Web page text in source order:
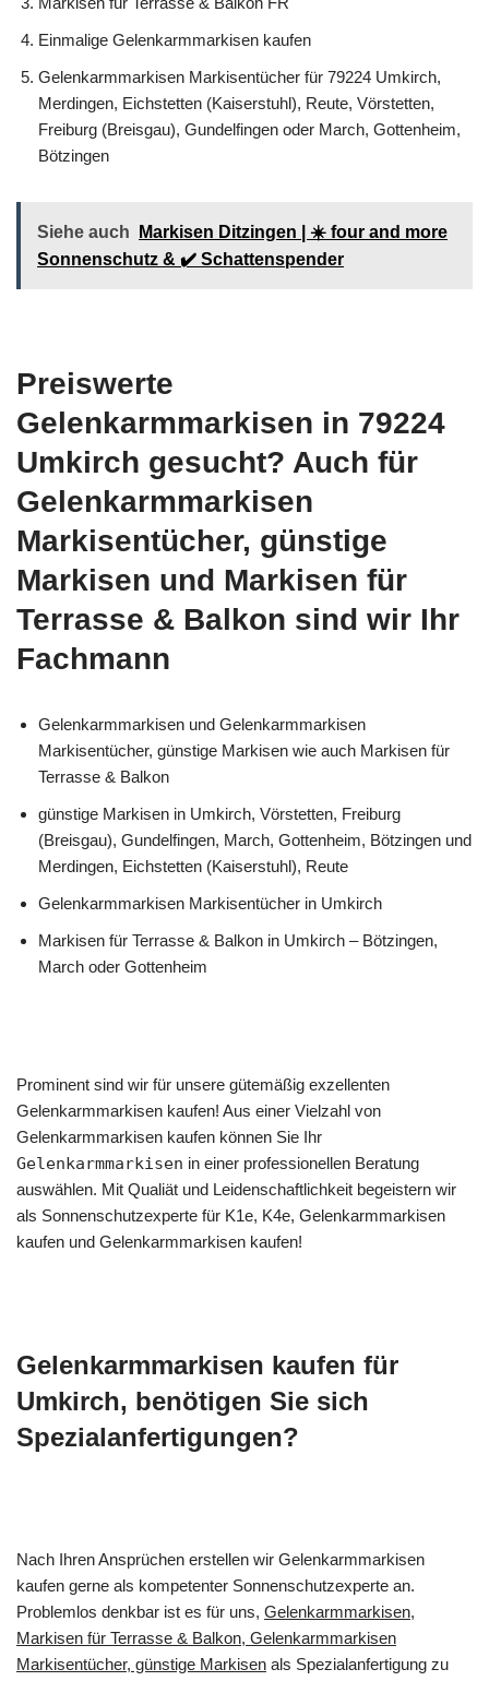
Einmalige Gelenkarmmarkisen kaufen
Gelenkarmmarkisen Markisentücher für 79224 Umkirch,
Merdingen, Eichstetten (Kaiserstuhl), Reute, Vörstetten,
Freiburg (Breisgau), Gundelfingen oder March, Gottenheim,
Bötzingen
Siehe auch
Markisen Ditzingen | ☀️ four and more
Sonnenschutz & ✔️ Schattenspender
Preiswerte
Gelenkarmmarkisen in 79224
Umkirch gesucht? Auch für
Gelenkarmmarkisen
Markisentücher, günstige
Markisen und Markisen für
Terrasse & Balkon sind wir Ihr
Fachmann
Gelenkarmmarkisen und Gelenkarmmarkisen
Markisentücher, günstige Markisen wie auch Markisen für
Terrasse & Balkon
günstige Markisen in Umkirch, Vörstetten, Freiburg
(Breisgau), Gundelfingen, March, Gottenheim, Bötzingen und
Merdingen, Eichstetten (Kaiserstuhl), Reute
Gelenkarmmarkisen Markisentücher in Umkirch
Markisen für Terrasse & Balkon in Umkirch – Bötzingen,
March oder Gottenheim
Prominent sind wir für unsere gütemäßig exzellenten
Gelenkarmmarkisen kaufen! Aus einer Vielzahl von
Gelenkarmmarkisen kaufen können Sie Ihr
Gelenkarmmarkisen in einer professionellen Beratung
auswählen. Mit Qualiät und Leidenschaftlichkeit begeistern wir
als Sonnenschutzexperte für K1e, K4e, Gelenkarmmarkisen
kaufen und Gelenkarmmarkisen kaufen!
Gelenkarmmarkisen kaufen für
Umkirch, benötigen Sie sich
Spezialanfertigungen?
Nach Ihren Ansprüchen erstellen wir Gelenkarmmarkisen
kaufen gerne als kompetenter Sonnenschutzexperte an.
Problemlos denkbar ist es für uns, Gelenkarmmarkisen,
Markisen für Terrasse & Balkon, Gelenkarmmarkisen
Markisentücher, günstige Markisen als Spezialanfertigung zu